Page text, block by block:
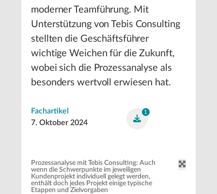
moderner Teamführung. Mit
Unterstützung von Tebis Consulting
stellten die Geschäftsführer
wichtige Weichen für die Zukunft,
wobei sich die Prozessanalyse als
besonders wertvoll erwiesen hat.
Fachartikel
7. Oktober 2024
1
Prozessanalyse mit Tebis Consulting: Auch
wenn die Schwerpunkte im jeweiligen
Kundenprojekt individuell gelegt werden,
enthält doch jedes Projekt einige typische
Etappen und Zielvorgaben